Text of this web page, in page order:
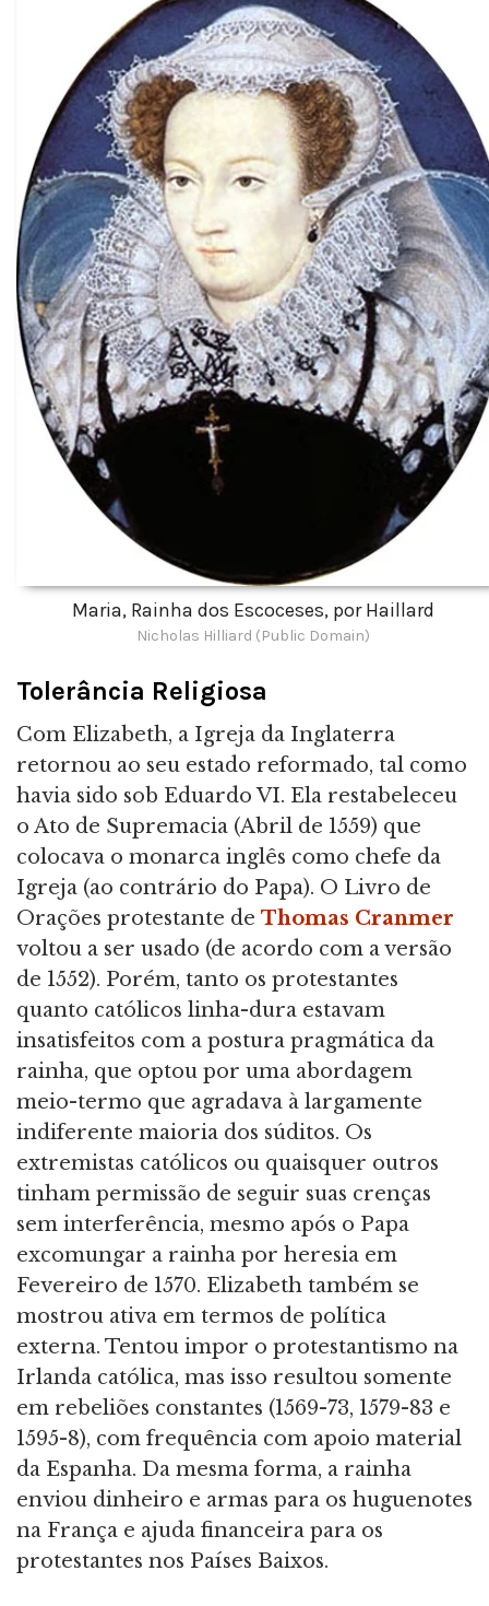
Maria, Rainha dos Escoceses, por Haillard
Nicholas Hilliard (Public Domain)
Tolerância Religiosa
Com Elizabeth, a Igreja da Inglaterra
retornou ao seu estado reformado, tal como
havia sido sob Eduardo VI. Ela restabeleceu
o Ato de Supremacia (Abril de 1559) que
colocava o monarca inglês como chefe da
Igreja (ao contrário do Papa). O Livro de
Orações protestante de Thomas Cranmer
voltou a ser usado (de acordo com a versão
de 1552). Porém, tanto os protestantes
quanto católicos linha-dura estavam
insatisfeitos com a postura pragmática da
rainha, que optou por uma abordagem
meio-termo que agradava à largamente
indiferente maioria dos súditos. Os
extremistas católicos ou quaisquer outros
tinham permissão de seguir suas crenças
sem interferência, mesmo após o Papa
excomungar a rainha por heresia em
Fevereiro de 1570. Elizabeth também se
mostrou ativa em termos de política
externa. Tentou impor o protestantismo na
Irlanda católica, mas isso resultou somente
em rebeliões constantes (1569-73, 1579-83 e
1595-8), com frequência com apoio material
da Espanha. Da mesma forma, a rainha
enviou dinheiro e armas para os huguenotes
na França e ajuda financeira para os
protestantes nos Países Baixos.